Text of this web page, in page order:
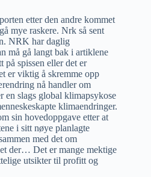
etter den andre kommet
mye raskere. Nrk så sent
NRK har daglig
må gå langt bak i artiklene
på spissen eller det er
er viktig å skremme opp
nå handler om
en slags global klimapsykose
klimaendringer.
sin hovedoppgave etter at
i sitt nøye planlagte
med det om
der… Det er mange mektige
utsikter til profitt og